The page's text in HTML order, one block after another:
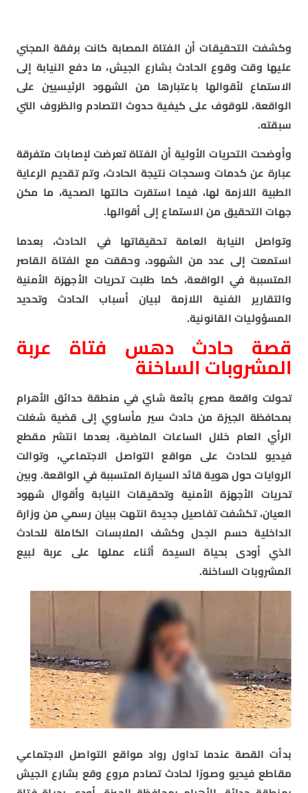
وكشفت التحقيقات أن الفتاة المصابة كانت برفقة المجني
عليها وقت وقوع الحادث بشارع الجيش، ما دفع النيابة إلى
الاستماع لأقوالها باعتبارها من الشهود الرئيسيين على
الواقعة، للوقوف على كيفية حدوث التصادم والظروف التي
سبقته.
وأوضحت التحريات الأولية أن الفتاة تعرضت لإصابات متفرقة
عبارة عن كدمات وسحجات نتيجة الحادث، وتم تقديم الرعاية
الطبية اللازمة لها، فيما استقرت حالتها الصحية، ما مكن
جهات التحقيق من الاستماع إلى أقوالها.
وتواصل النيابة العامة تحقيقاتها في الحادث، بعدما
استمعت إلى عدد من الشهود، وحققت مع الفتاة القاصر
المتسببة في الواقعة، كما طلبت تحريات الأجهزة الأمنية
والتقارير الفنية اللازمة لبيان أسباب الحادث وتحديد
المسؤوليات القانونية.
قصة حادث دهس فتاة عربة
المشروبات الساخنة
تحولت واقعة مصرع بائعة شاي في منطقة حدائق الأهرام
بمحافظة الجيزة من حادث سير مأساوي إلى قضية شغلت
الرأي العام خلال الساعات الماضية، بعدما انتشر مقطع
فيديو للحادث على مواقع التواصل الاجتماعي، وتوالت
الروايات حول هوية قائد السيارة المتسببة في الواقعة. وبين
تحريات الأجهزة الأمنية وتحقيقات النيابة وأقوال شهود
العيان، تكشفت تفاصيل جديدة انتهت ببيان رسمي من وزارة
الداخلية حسم الجدل وكشف الملابسات الكاملة للحادث
الذي أودى بحياة السيدة أثناء عملها على عربة لبيع
المشروبات الساخنة.
بدأت القصة عندما تداول رواد مواقع التواصل الاجتماعي
مقاطع فيديو وصورًا لحادث تصادم مروع وقع بشارع الجيش